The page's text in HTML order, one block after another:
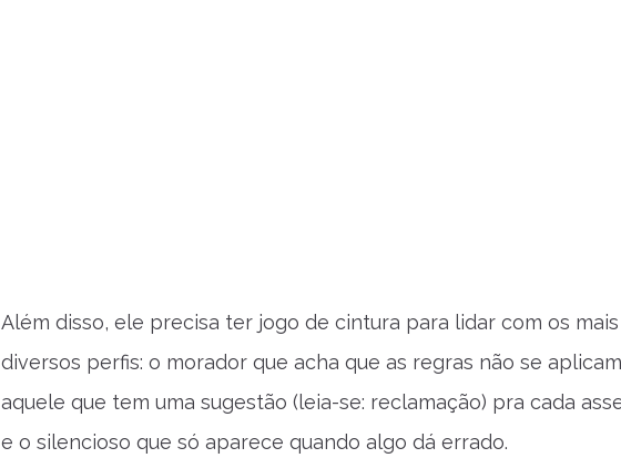
Além disso, ele precisa ter jogo de cintura para lidar com os mais
diversos perfis: o morador que acha que as regras não se
aquele que tem uma sugestão (leia-se: reclamação) pra cada
e o silencioso que só aparece quando algo dá errado.